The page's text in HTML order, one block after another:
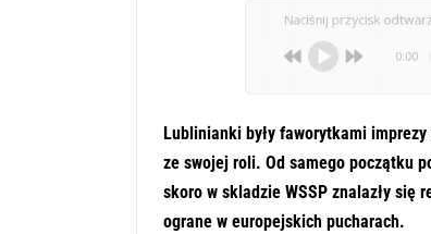
Naciśnij przycisk
0:00
Lublinianki były faworytkami
ze swojej roli. Od samego początku
skoro w skladzie WSSP znalazły
ograne w europejskich pucharach.